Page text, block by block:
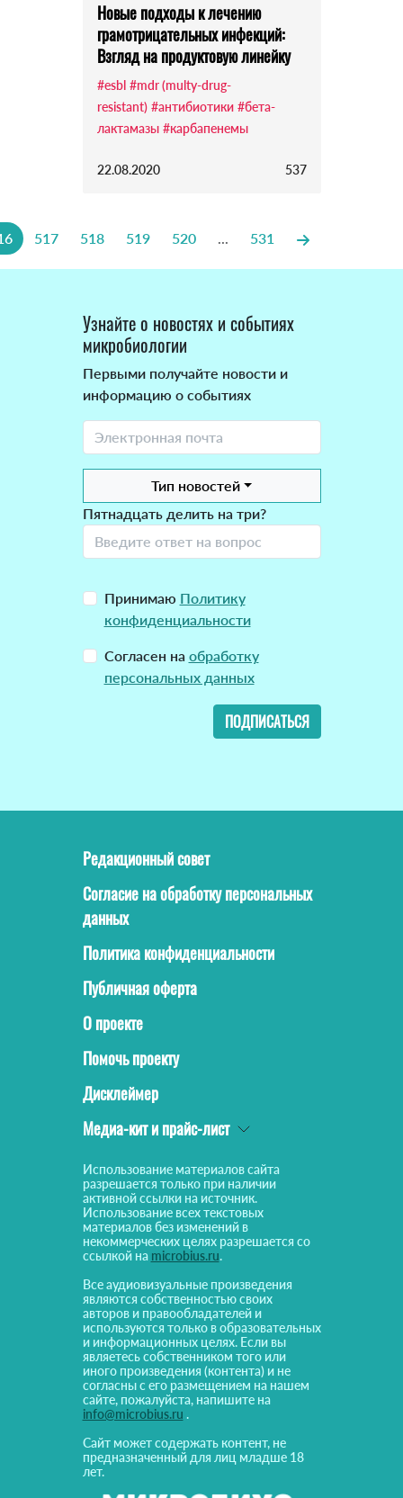
Новые подходы к лечению
грамотрицательных инфекций:
Взгляд на продуктовую линейку
#esbl #mdr (multy-drug-
resistant) #антибиотики #бета-
лактамазы #карбапенемы
22.08.2020 537
517 518 519 520 ... 531
Узнайте о новостях и событиях
микробиологии
Первыми получайте новости и
информацию о событиях
Тип новостей
Пятнадцать делить на три?
Принимаю Политику
конфиденциальности
Согласен на обработку
персональных данных
ПОДПИСАТЬСЯ
Редакционный совет
Согласие на обработку персональных
данных
Политика конфиденциальности
Публичная оферта
О проекте
Помочь проекту
Дисклеймер
Медиа-кит и прайс-лист
Использование материалов сайта
разрешается только при наличии
активной ссылки на источник.
Использование всех текстовых
материалов без изменений в
некоммерческих целях разрешается со
ссылкой на microbius.ru.
Все аудиовизуальные произведения
являются собственностью своих
авторов и правообладателей и
используются только в образовательных
и информационных целях. Если вы
являетесь собственником того или
иного произведения (контента) и не
согласны с его размещением на нашем
сайте, пожалуйста, напишите на
info@microbius.ru .
Сайт может содержать контент, не
предназначенный для лиц младше 18
лет.